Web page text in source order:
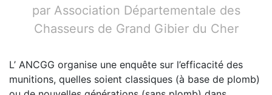
par Association Départementale des
Chasseurs de Grand Gibier du Cher
L’ ANCGG organise une enquête sur l’efficacité des
munitions, quelles soient classiques (à base de plomb)